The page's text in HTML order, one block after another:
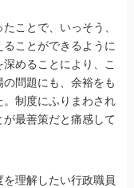
ことで、いっそう、
ことができるように
めることにより、こ
問題にも、余裕をも
。制度にふりまわされ
最善策だと痛感して
理解したい行政職員